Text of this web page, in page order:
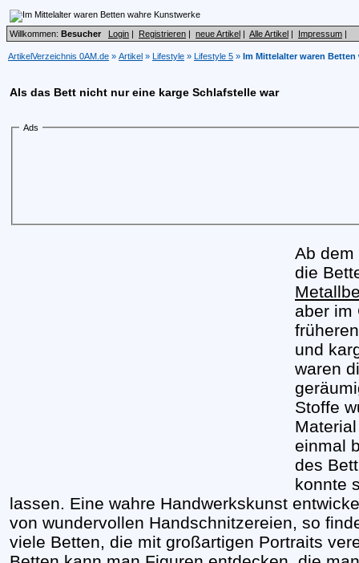
Willkommen: Besucher Login | Registrieren | neue Artikel | Alle Artikel | Impressum |
ArtikelVerzeichnis 0AM.de » Artikel » Lifestyle » Lifestyle 5 » Im Mittelalter waren
Als das Bett nicht nur eine karge Schlafstelle war
Ads
Ab dem
die
aber im
und
waren
Stoffe
einmal
des
konnte
lassen. Eine wahre Handwerkskunst
von wundervollen Handschnitzereien, so
viele Betten, die mit großartigen Portraits